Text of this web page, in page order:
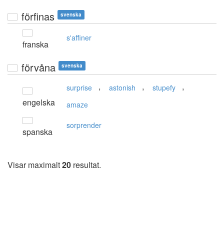
förfinas svenska
franska
s'affiner
förvåna svenska
engelska
surprise , astonish , stupefy ,
amaze
spanska
sorprender
Visar maximalt20 resultat.